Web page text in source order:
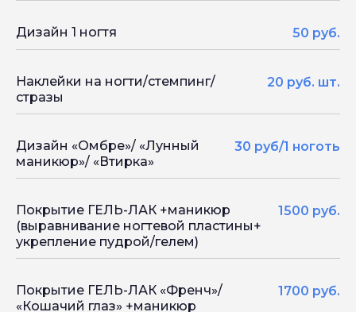
Дизайн 1 ногтя 50 руб.
Наклейки на ногти/стемпинг/
стразы
20 руб. шт.
Дизайн «Омбре»/ «Лунный
маникюр»/ «Втирка»
30 руб/1 ноготь
Покрытие ГЕЛЬ-ЛАК +маникюр
(выравнивание ногтевой пластины+
укрепление пудрой/гелем)
1500 руб.
Покрытие ГЕЛЬ-ЛАК «Френч»/
«Кошачий глаз» +маникюр
1700 руб.